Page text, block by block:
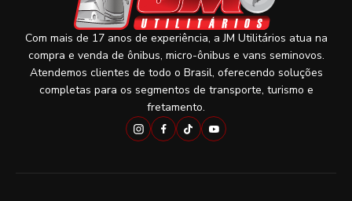
Com mais de 17 anos de experiência, a JM Utilitários atua na
compra e venda de ônibus, micro-ônibus e vans seminovos.
Atendemos clientes de todo o Brasil, oferecendo soluções
completas para os segmentos de transporte, turismo e
fretamento.